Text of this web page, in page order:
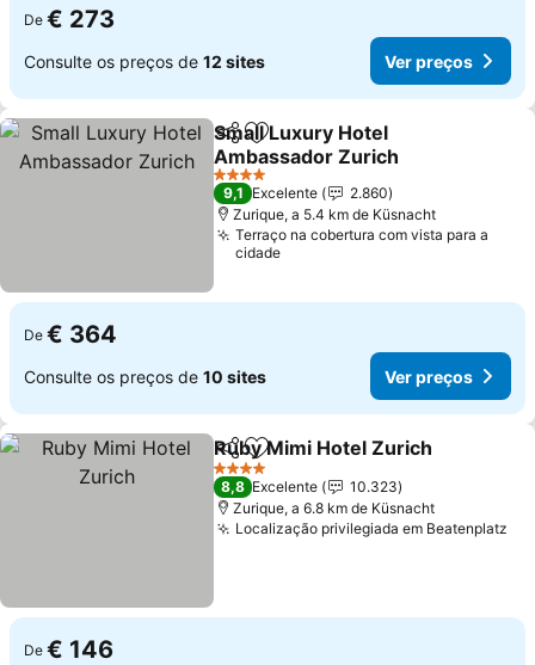
De € 273
Consulte os preços de 12 sites Ver preços
PartilharAdicionar aos favoritos
Small Luxury Hotel
Ambassador Zurich
Ver preços
4 Estrelas
9,1 Excelente
2.860
Zurique, a 5.4 km de Küsnacht
Terraço na cobertura com vista para a
cidade
De € 364
Consulte os preços de 10 sites Ver preços
PartilharAdicionar aos favoritos
Ruby Mimi Hotel Zurich
4 Estrelas
8,8 Excelente
10.323
Zurique, a 6.8 km de Küsnacht
Localização privilegiada em Beatenplatz
De € 146